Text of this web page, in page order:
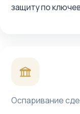
защиту по
Оспаривание